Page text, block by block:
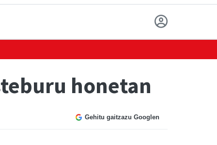
honetan
Gehitu gaitzazu Googlen